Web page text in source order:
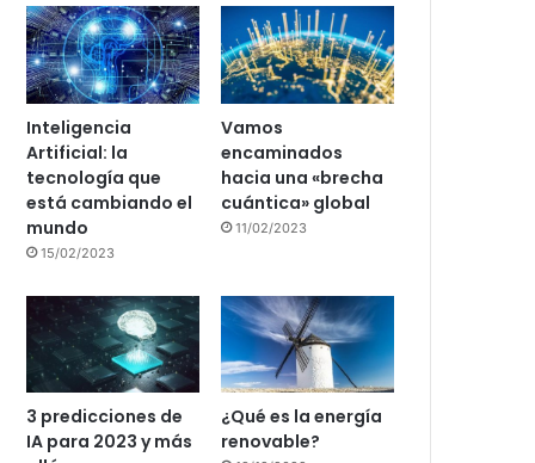
Inteligencia
Artificial: la
tecnología que
está cambiando el
mundo
15/02/2023
Vamos
encaminados
hacia una «brecha
cuántica» global
11/02/2023
3 predicciones de
IA para 2023 y más
¿Qué es la energía
renovable?